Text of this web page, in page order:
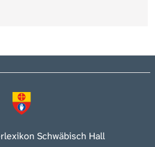
Schwäbisch Hall